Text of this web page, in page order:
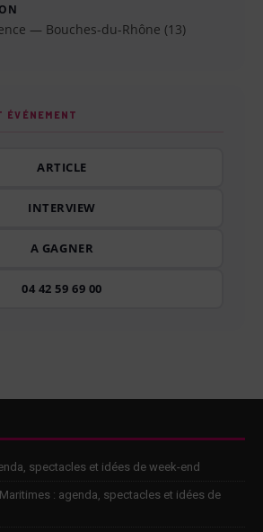
— Bouches-du-Rhône (13)
ÉVÉNEMENT
ARTICLE
INTERVIEW
A GAGNER
04 42 59 69 00
spectacles et idées de week-end
: agenda, spectacles et idées de